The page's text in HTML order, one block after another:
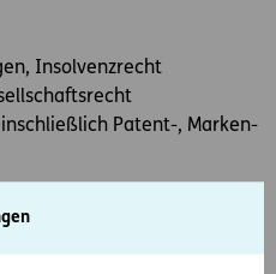
Insolvenzrecht
Patent-, Marken-